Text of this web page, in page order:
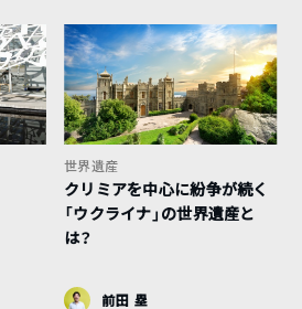
世界遺産
クリミアを中心に紛争が続く
「ウクライナ」の世界遺産と
は？
前田 塁